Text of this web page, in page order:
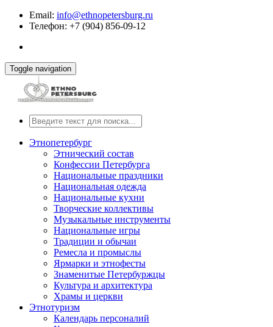
Email: info@ethnopetersburg.ru
Телефон: +7 (904) 856-09-12
Toggle navigation
Этнопетербург
Этнический состав
Конфессии Петербурга
Национальные праздники
Национальная одежда
Национальные кухни
Творческие коллективы
Музыкальные инструменты
Национальные игры
Традиции и обычаи
Ремесла и промыслы
Ярмарки и этнофесты
Знаменитые Петербуржцы
Культура и архитектура
Храмы и церкви
Этнотуризм
Календарь персоналий